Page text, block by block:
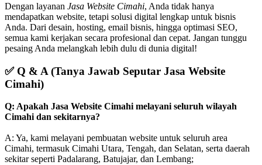
Dengan layanan Jasa Website Cimahi, Anda tidak hanya
mendapatkan website, tetapi solusi digital lengkap untuk bisnis
Anda. Dari desain, hosting, email bisnis, hingga optimasi SEO,
semua kami kerjakan secara profesional dan cepat. Jangan tunggu
pesaing Anda melangkah lebih dulu di dunia digital!
✅ Q & A (Tanya Jawab Seputar Jasa Website
Cimahi)
Q: Apakah Jasa Website Cimahi melayani seluruh wilayah
Cimahi dan sekitarnya?
A: Ya, kami melayani pembuatan website untuk seluruh area
Cimahi, termasuk Cimahi Utara, Tengah, dan Selatan, serta daerah
sekitar seperti Padalarang, Batujajar, dan Lembang;